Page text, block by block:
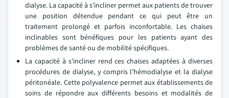
dialyse. La capacité à s'incliner permet aux patients de trouver
une position détendue pendant ce qui peut être un
traitement prolongé et parfois inconfortable. Les chaises
inclinables sont bénéfiques pour les patients ayant des
problèmes de santé ou de mobilité spécifiques.
La capacité à s'incliner rend ces chaises adaptées à diverses
procédures de dialyse, y compris l'hémodialyse et la dialyse
péritonéale. Cette polyvalence permet aux établissements de
soins de répondre aux différents besoins et modalités de